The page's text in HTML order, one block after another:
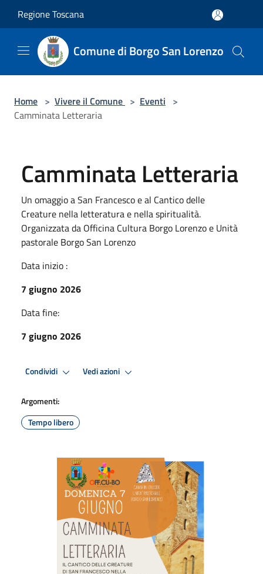
Regione Toscana
Comune di Borgo San Lorenzo
Home > Vivere il Comune > Eventi >
Camminata Letteraria
Camminata Letteraria
Un omaggio a San Francesco e al Cantico delle
Creature nella letteratura e nella spiritualità.
Organizzata da Officina Cultura Borgo Lorenzo e Unità
pastorale Borgo San Lorenzo
Data inizio :
7 giugno 2026
Data fine:
7 giugno 2026
Condividi Vedi azioni
Argomenti:
Tempo libero